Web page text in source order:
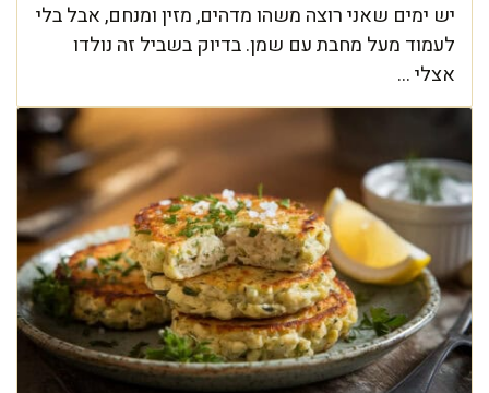
יש ימים שאני רוצה משהו מדהים, מזין ומנחם, אבל בלי
לעמוד מעל מחבת עם שמן. בדיוק בשביל זה נולדו
אצלי ...